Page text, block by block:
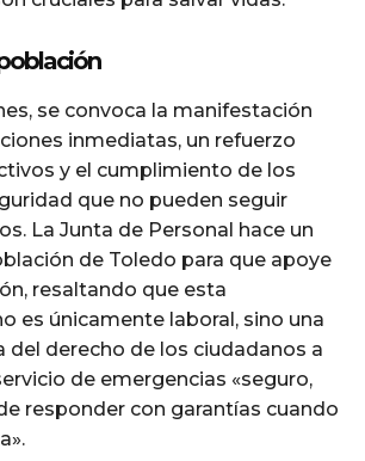
se convoca la manifestación
inmediatas, un refuerzo
y el cumplimiento de los
que no pueden seguir
La Junta de Personal hace un
de Toledo para que apoye
resaltando que esta
es únicamente laboral, sino una
del derecho de los ciudadanos a
de emergencias «seguro,
responder con garantías cuando